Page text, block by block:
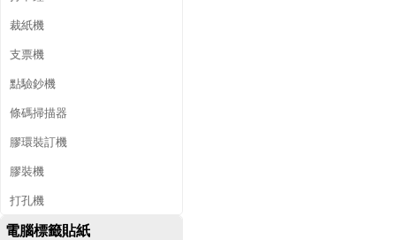
裁紙機
支票機
點驗鈔機
條碼掃描器
膠環裝訂機
膠裝機
打孔機
電腦標籤貼紙